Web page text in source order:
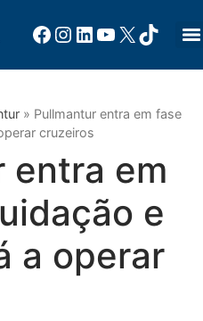
» Pullmantur entra em fase
cruzeiros
entra em
e
a operar